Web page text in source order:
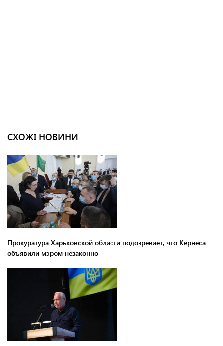
СХОЖІ НОВИНИ
Прокуратура Харьковской области подозревает, что Кернеса
объявили мэром незаконно